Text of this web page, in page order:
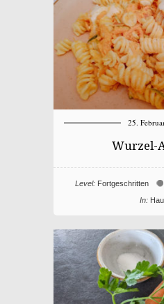
25.
Wurzel-
Level: Fortgeschritten
In: